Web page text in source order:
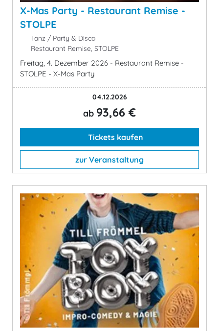
X-Mas Party - Restaurant Remise -
STOLPE
Tanz / Party & Disco
Restaurant Remise, STOLPE
Freitag, 4. Dezember 2026 - Restaurant Remise -
STOLPE - X-Mas Party
04.12.2026
ab 93,66 €
Tickets kaufen
zur Veranstaltung